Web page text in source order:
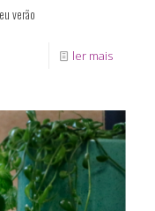
verão
ler mais